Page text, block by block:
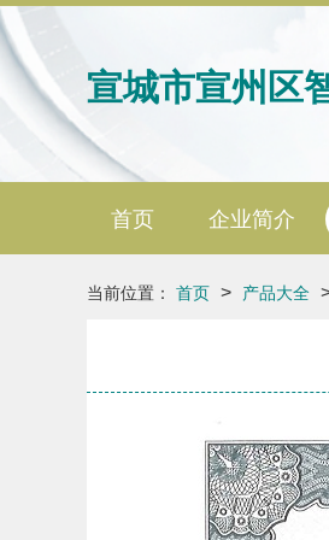
宣城市宣州区
首页 企业简介
当前位置： 首页 > 产品大全